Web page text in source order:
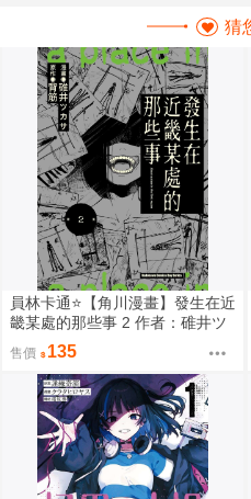
猜
員林卡通⭐️【角川漫畫】發生在近
畿某處的那些事 2 作者：碓井ツ
カサ (附尼采書套)
售價 135